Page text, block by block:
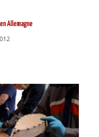
Allemagne